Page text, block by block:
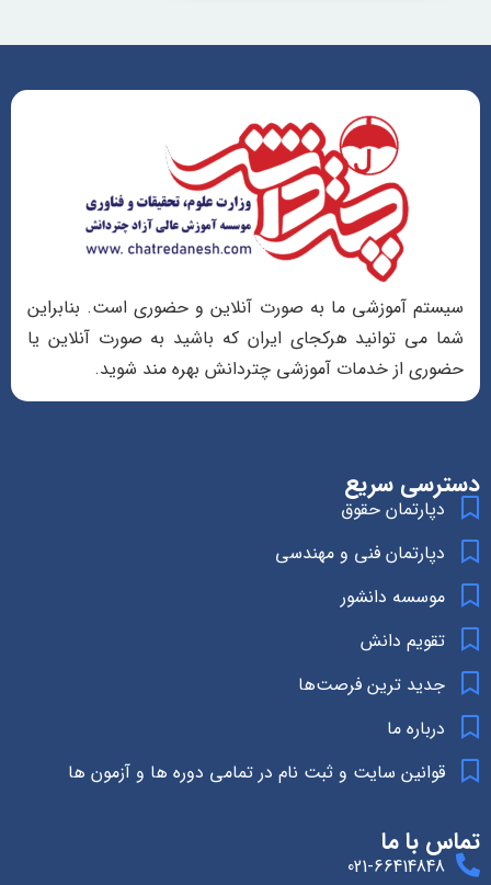
سیستم آموزشی ما به صورت آنلاین و حضوری است. بنابراین
شما می توانید هرکجای ایران که باشید به صورت آنلاین یا
حضوری از خدمات آموزشی چتردانش بهره مند شوید.
دسترسی سریع
دپارتمان حقوق
دپارتمان فنی و مهندسی
موسسه دانشور
تقویم دانش
جدید ترین فرصت‌ها
درباره ما
قوانین سایت و ثبت نام در تمامی دوره ها و آزمون ها
تماس با ما
021-66414848